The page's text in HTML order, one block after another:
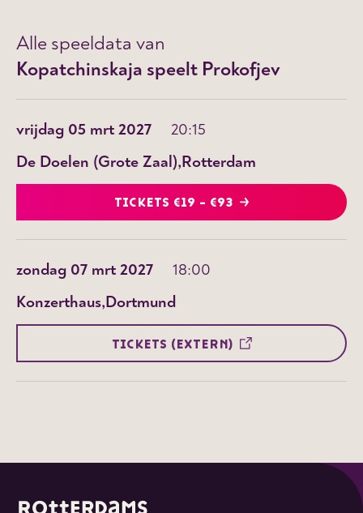
Alle speeldata van
Kopatchinskaja speelt Prokofjev
vrijdag 05 mrt 2027
20:15
Rotterdam
De Doelen (Grote Zaal)
TICKETS €19 - €93
zondag 07 mrt 2027
18:00
Dortmund
Konzerthaus
TICKETS (EXTERN)